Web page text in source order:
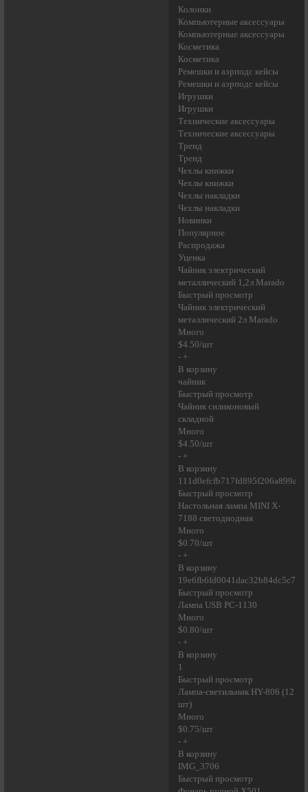
Колонки
Компьютерные аксессуары
Компьютерные аксессуары
Косметика
Косметика
Ремешки и аэрподс кейсы
Ремешки и аэрподс кейсы
Игрушки
Игрушки
Технические аксессуары
Технические аксессуары
Тренд
Тренд
Чехлы книжки
Чехлы книжки
Чехлы накладки
Чехлы накладки
Новинки
Популярное
Распродажа
Уценка
Чайник электрический
металлический 1,2л Marado
Быстрый просмотр
Чайник электрический
металлический 2л Marado
Много
$4.50/шт
- +
В корзину
чайник
Быстрый просмотр
Чайник силиконовый
складной
Много
$4.50/шт
- +
В корзину
Быстрый просмотр
Настольная лампа MINI X-
7188 светодиодная
Много
$0.70/шт
- +
В корзину
Быстрый просмотр
Лампа USB PC-1130
Много
$0.80/шт
- +
В корзину
1
Быстрый просмотр
Лампа-светильник HY-806 (12
шт)
Много
$0.75/шт
- +
В корзину
IMG_3706
Быстрый просмотр